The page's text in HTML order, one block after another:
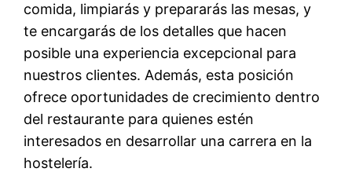
comida, limpiarás y prepararás las mesas, y
te encargarás de los detalles que hacen
posible una experiencia excepcional para
nuestros clientes. Además, esta posición
ofrece oportunidades de crecimiento dentro
del restaurante para quienes estén
interesados ​​en desarrollar una carrera en la
hostelería.